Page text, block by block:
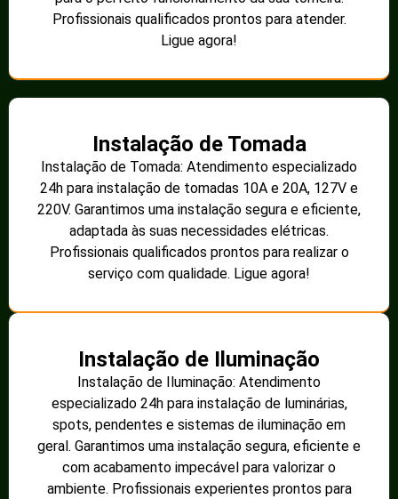
envolve:
Verificação da configuração dos circuitos.
Avaliação de perdas e ineficiências já existentes.
Com a análise em mãos, os especialistas planejam as
melhores soluções, que podem incluir:
Aumento da capacidade de transformadores.
Redesenho de circuitos para balancear a carga.
Instalação de dispositivos de proteção e controle.
3. Implementação das melhorias
Substituição de cabos obsoletos por modelos mais
modernos e eficientes.
Reforço na fiscalização e manutenção da rede
elétrica.
Instalação de medições e sistemas de
monitoramento.